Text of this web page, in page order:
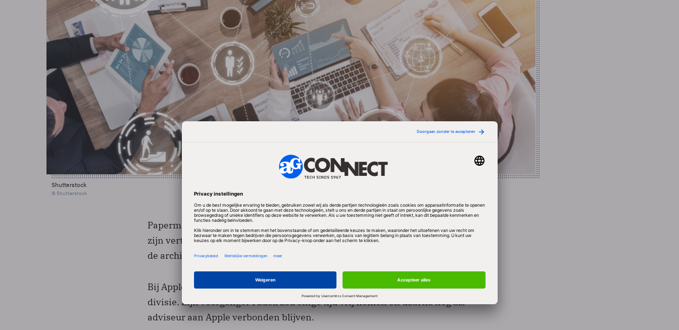
Shutterstock
© Shutterstock
Papermaster zou volgens dit concurrentiebeding op zijn vroegst een jaar na
zijn vertrek bij IBM bij een concurrent in dienst mogen treden. Hij is een van
de architecten van de PowerPC-chip.
Bij Apple zal hij de functie krijgen van senior vice president van de iPod-
divisie. Zijn voorganger Fadell zou enige tijd vrij nemen en daarna nog als
adviseur aan Apple verbonden blijven.